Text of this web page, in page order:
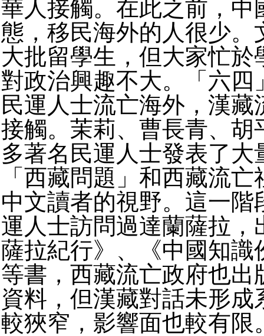
華人接觸。在此之前，中
態，移民海外的人很少。
大批留學生，但大家忙於
對政治興趣不大。「六四
民運人士流亡海外，漢藏
接觸。茉莉、曹長青、胡
多著名民運人士發表了大
「西藏問題」和西藏流
中文讀者的視野。這一階
運人士訪問過達蘭薩拉，
薩拉紀行》、《中國知識
等書，西藏流亡政府也出
資料，但漢藏對話未形成
較狹窄，影響面也較有限